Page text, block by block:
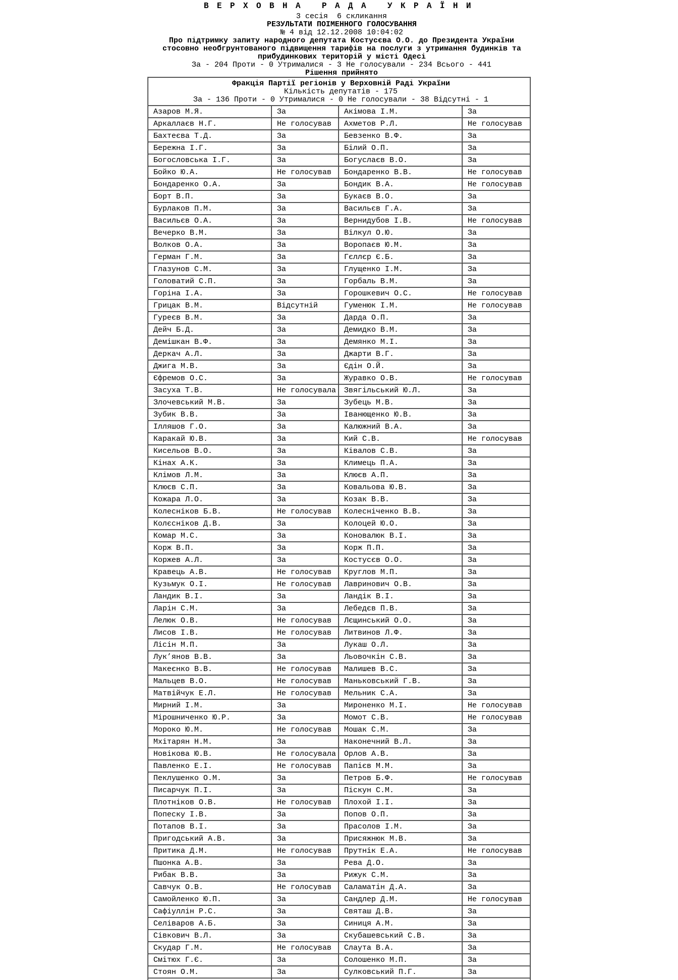
ВЕРХОВНА РАДА УКРАЇНИ
3 сесія 6 скликання
РЕЗУЛЬТАТИ ПОІМЕННОГО ГОЛОСУВАННЯ
№ 4 від 12.12.2008 10:04:02
Про підтримку запиту народного депутата Костусєва О.О. до Президента України
стосовно необгрунтованого підвищення тарифів на послуги з утримання будинків та
прибудинкових територій у місті Одесі
За - 204 Проти - 0 Утрималися - 3 Не голосували - 234 Всього - 441
Рішення прийнято
Фракція Партії регіонів у Верховній Раді України
Кількість депутатів - 175
За - 136 Проти - 0 Утрималися - 0 Не голосували - 38 Відсутні - 1
Азаров М.Я.
За Акімова І.М.
За
Аркаллаєв Н.Г.
Не голосував Ахметов Р.Л.
Не голосував
Бахтеєва Т.Д.
За Бевзенко В.Ф.
За
Бережна І.Г.
За Білий О.П.
За
Богословська І.Г.
За Богуслаєв В.О.
За
Бойко Ю.А.
Не голосував Бондаренко В.В.
Не голосував
Бондаренко О.А.
За Бондик В.А.
Не голосував
Борт В.П.
За Букаєв В.О.
За
Бурлаков П.М.
За Васильєв Г.А.
За
Васильєв О.А.
За Вернидубов І.В.
Не голосував
Вечерко В.М.
За Вілкул О.Ю.
За
Волков О.А.
За Воропаєв Ю.М.
За
Герман Г.М.
За Гєллєр Є.Б.
За
Глазунов С.М.
За Глущенко І.М.
За
Головатий С.П.
За Горбаль В.М.
За
Горіна І.А.
За Горошкевич О.С.
Не голосував
Грицак В.М.
Відсутній Гуменюк І.М.
Не голосував
Гуреєв В.М.
За Дарда О.П.
За
Дейч Б.Д.
За Демидко В.М.
За
Демішкан В.Ф.
За Демянко М.І.
За
Деркач А.Л.
За Джарти В.Г.
За
Джига М.В.
За Єдін О.Й.
За
Єфремов О.С.
За Журавко О.В.
Не голосував
Засуха Т.В.
Не голосувала Звягільський Ю.Л.
За
Злочевський М.В.
За Зубець М.В.
За
Зубик В.В.
За Іванющенко Ю.В.
За
Ілляшов Г.О.
За Калюжний В.А.
За
Каракай Ю.В.
За Кий С.В.
Не голосував
Кисельов В.О.
За Ківалов С.В.
За
Кінах А.К.
За Климець П.А.
За
Клімов Л.М.
За Клюєв А.П.
За
Клюєв С.П.
За Ковальова Ю.В.
За
Кожара Л.О.
За Козак В.В.
За
Колесніков Б.В.
Не голосував Колесніченко В.В.
За
Колєсніков Д.В.
За Колоцей Ю.О.
За
Комар М.С.
За Коновалюк В.І.
За
Корж В.П.
За Корж П.П.
За
Коржев А.Л.
За Костусєв О.О.
За
Кравець А.В.
Не голосував Круглов М.П.
За
Кузьмук О.І.
Не голосував Лавринович О.В.
За
Ландик В.І.
За Ландік В.І.
За
Ларін С.М.
За Лебедєв П.В.
За
Лелюк О.В.
Не голосував Лєщинський О.О.
За
Лисов І.В.
Не голосував Литвинов Л.Ф.
За
Лісін М.П.
За Лукаш О.Л.
За
Лук’янов В.В.
За Льовочкін С.В.
За
Макеєнко В.В.
Не голосував Малишев В.С.
За
Мальцев В.О.
Не голосував Маньковський Г.В.
За
Матвійчук Е.Л.
Не голосував Мельник С.А.
За
Мирний І.М.
За Мироненко М.І.
Не голосував
Мірошниченко Ю.Р.
За Момот С.В.
Не голосував
Мороко Ю.М.
Не голосував Мошак С.М.
За
Мхітарян Н.М.
За Наконечний В.Л.
За
Новікова Ю.В.
Не голосувала Орлов А.В.
За
Павленко Е.І.
Не голосував Папієв М.М.
За
Пеклушенко О.М.
За Петров Б.Ф.
Не голосував
Писарчук П.І.
За Піскун С.М.
За
Плотніков О.В.
Не голосував Плохой І.І.
За
Попеску І.В.
За Попов О.П.
За
Потапов В.І.
За Прасолов І.М.
За
Пригодський А.В.
За Присяжнюк М.В.
За
Притика Д.М.
Не голосував Прутнік Е.А.
Не голосував
Пшонка А.В.
За Рева Д.О.
За
Рибак В.В.
За Рижук С.М.
За
Савчук О.В.
Не голосував Саламатін Д.А.
За
Самойленко Ю.П.
За Сандлер Д.М.
Не голосував
Сафіуллін Р.С.
За Святаш Д.В.
За
Селіваров А.Б.
За Синиця А.М.
За
Сівкович В.Л.
За Скубашевський С.В.
За
Скудар Г.М.
Не голосував Слаута В.А.
За
Смітюх Г.Є.
За Солошенко М.П.
За
Стоян О.М.
За Сулковський П.Г.
За